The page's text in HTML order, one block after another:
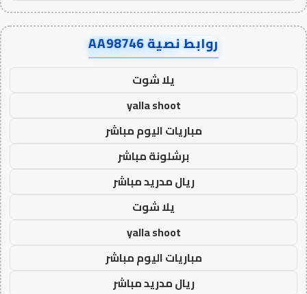
روابط نصية AA98746
يلا شوت
yalla shoot
مباريات اليوم مباشر
برشلونة مباشر
ريال مدريد مباشر
يلا شوت
yalla shoot
مباريات اليوم مباشر
ريال مدريد مباشر